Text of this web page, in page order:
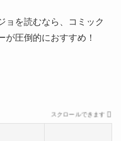
ョを読むなら、コミック
が圧倒的におすすめ！
スクロールできます